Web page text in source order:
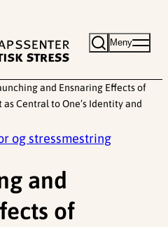
Meny
and Ensnaring Effects of
Central to One’s Identity and
og stressmestring
and
of